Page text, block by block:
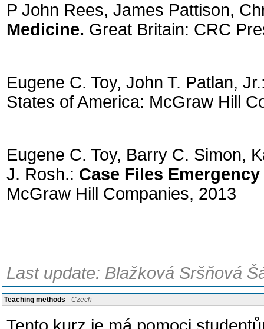
P John Rees, James Pattison,
Medicine. Great Britain: CRC
Eugene C. Toy, John T. Patlan,
States of America: McGraw Hill
Eugene C. Toy, Barry C. Simon,
J. Rosh.: Case Files
McGraw Hill Companies, 2013
Last update: Blažková Sršňová
Teaching methods - Czech